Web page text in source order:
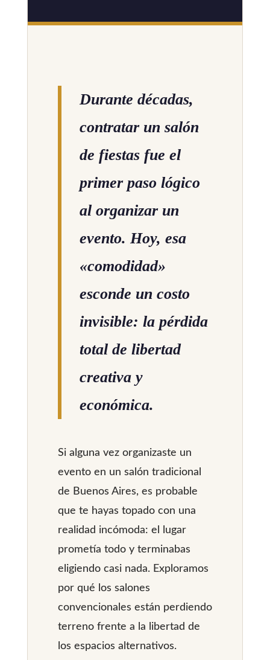
Durante décadas,
contratar un salón
de fiestas fue el
primer paso lógico
al organizar un
evento. Hoy, esa
«comodidad»
esconde un costo
invisible: la pérdida
total de libertad
creativa y
económica.
Si alguna vez organizaste un
evento en un salón tradicional
de Buenos Aires, es probable
que te hayas topado con una
realidad incómoda: el lugar
prometía todo y terminabas
eligiendo casi nada. Exploramos
por qué los salones
convencionales están perdiendo
terreno frente a la libertad de
los espacios alternativos.